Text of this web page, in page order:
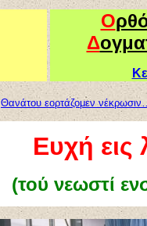
Ο
Δ
Θανάτου εορτάζομεν
Ευχή εις
(τού νεωστί